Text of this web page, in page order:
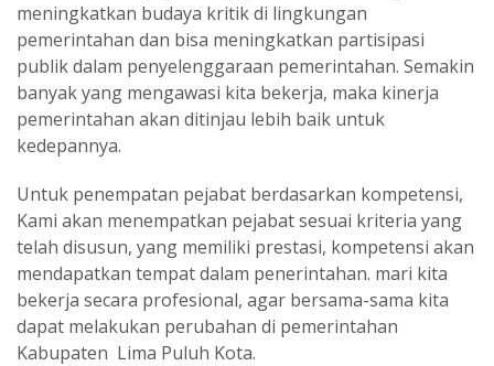
meningkatkan budaya kritik di lingkungan
pemerintahan dan bisa meningkatkan partisipasi
publik dalam penyelenggaraan pemerintahan. Semakin
banyak yang mengawasi kita bekerja, maka kinerja
pemerintahan akan ditinjau lebih baik untuk
kedepannya.
Untuk penempatan pejabat berdasarkan kompetensi,
Kami akan menempatkan pejabat sesuai kriteria yang
telah disusun, yang memiliki prestasi, kompetensi akan
mendapatkan tempat dalam penerintahan. mari kita
bekerja secara profesional, agar bersama-sama kita
dapat melakukan perubahan di pemerintahan
Kabupaten Lima Puluh Kota.